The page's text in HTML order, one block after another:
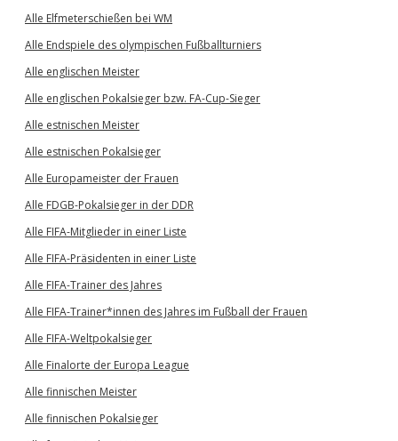
Alle Elfmeterschießen bei WM
Alle Endspiele des olympischen Fußballturniers
Alle englischen Meister
Alle englischen Pokalsieger bzw. FA-Cup-Sieger
Alle estnischen Meister
Alle estnischen Pokalsieger
Alle Europameister der Frauen
Alle FDGB-Pokalsieger in der DDR
Alle FIFA-Mitglieder in einer Liste
Alle FIFA-Präsidenten in einer Liste
Alle FIFA-Trainer des Jahres
Alle FIFA-Trainer*innen des Jahres im Fußball der Frauen
Alle FIFA-Weltpokalsieger
Alle Finalorte der Europa League
Alle finnischen Meister
Alle finnischen Pokalsieger